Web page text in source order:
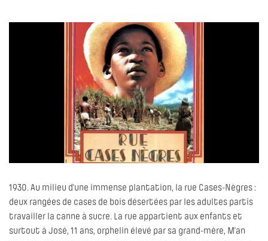
1930. Au milieu d'une immense plantation, la rue Cases-Nègres :
deux rangées de cases de bois désertées par les adultes partis
travailler la canne à sucre. La rue appartient aux enfants et
surtout à José, 11 ans, orphelin élevé par sa grand-mère, M'an